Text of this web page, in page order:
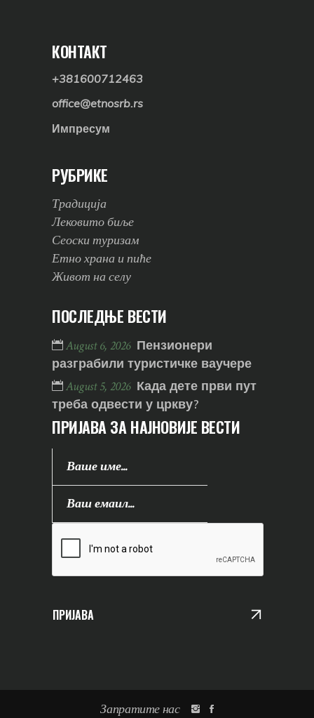
КОНТАКТ
+381600712463
office@etnosrb.rs
Импресум
РУБРИКЕ
Традиција
Лековито биље
Сеоски туризам
Етно храна и пиће
Живот на селу
ПОСЛЕДЊЕ ВЕСТИ
August 6, 2026 Пензионери
разграбили туристичке ваучере
August 5, 2026 Када дете први пут
треба одвести у цркву?
ПРИЈАВА ЗА НАЈНОВИЈЕ ВЕСТИ
ПРИЈАВА
Запратите нас